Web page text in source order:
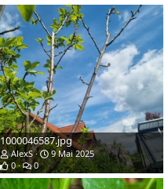
1000046587.jpg
AlexS
9 Mai 2025
0
0